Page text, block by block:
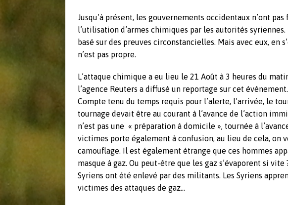
Jusqu’à présent, les gouvernements occidentaux n’ont
l’utilisation d’armes chimiques par les autorités
basé sur des preuves circonstancielles. Mais avec eux, en
n’est pas propre.
L’attaque chimique a eu lieu le 21 Août à 3 heures du
l’agence Reuters a diffusé un reportage sur cet
Compte tenu du temps requis pour l’alerte, l’arrivée, le
tournage devait être au courant à l’avance de l’action
n’est pas une « préparation à domicile », tournée à
victimes porte également à confusion, au lieu de cela, on
camouflage. Il est également étrange que ces hommes
masque à gaz. Ou peut-être que les gaz s’évaporent si vite
Syriens ont été enlevé par des militants. Les Syriens
victimes des attaques de gaz…